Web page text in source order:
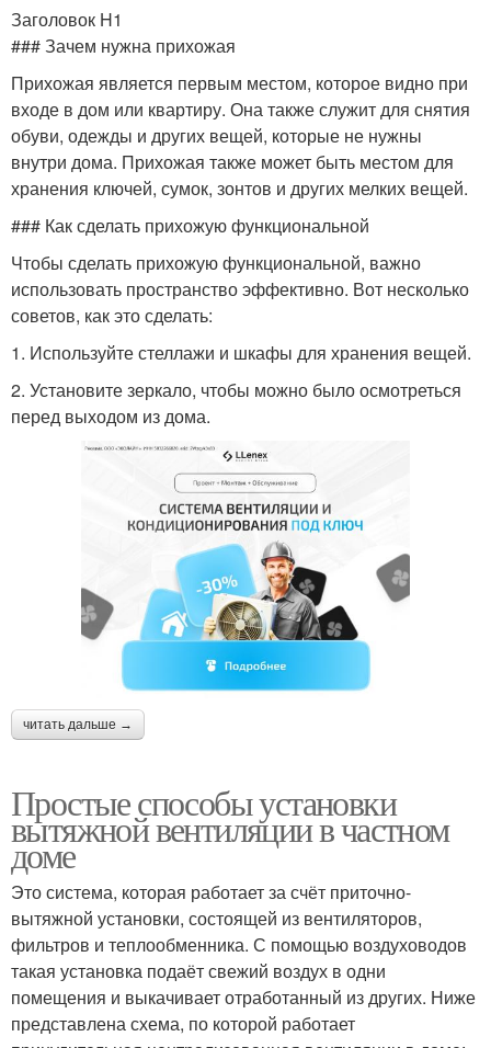
Заголовок H1
### Зачем нужна прихожая
Прихожая является первым местом, которое видно при
входе в дом или квартиру. Она также служит для снятия
обуви, одежды и других вещей, которые не нужны
внутри дома. Прихожая также может быть местом для
хранения ключей, сумок, зонтов и других мелких вещей.
### Как сделать прихожую функциональной
Чтобы сделать прихожую функциональной, важно
использовать пространство эффективно. Вот несколько
советов, как это сделать:
1. Используйте стеллажи и шкафы для хранения вещей.
2. Установите зеркало, чтобы можно было осмотреться
перед выходом из дома.
читать дальше →
Простые способы установки
вытяжной вентиляции в частном
доме
Это система, которая работает за счёт приточно-
вытяжной установки, состоящей из вентиляторов,
фильтров и теплообменника. С помощью воздуховодов
такая установка подаёт свежий воздух в одни
помещения и выкачивает отработанный из других. Ниже
представлена схема, по которой работает